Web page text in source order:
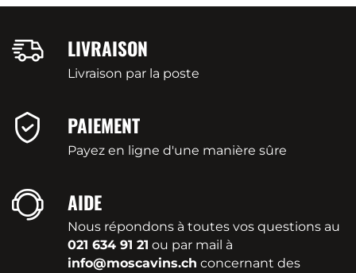
LIVRAISON
Livraison par la poste
PAIEMENT
Payez en ligne d'une manière sûre
AIDE
Nous répondons à toutes vos questions au
021 634 91 21 ou par mail à
info@moscavins.ch concernant des